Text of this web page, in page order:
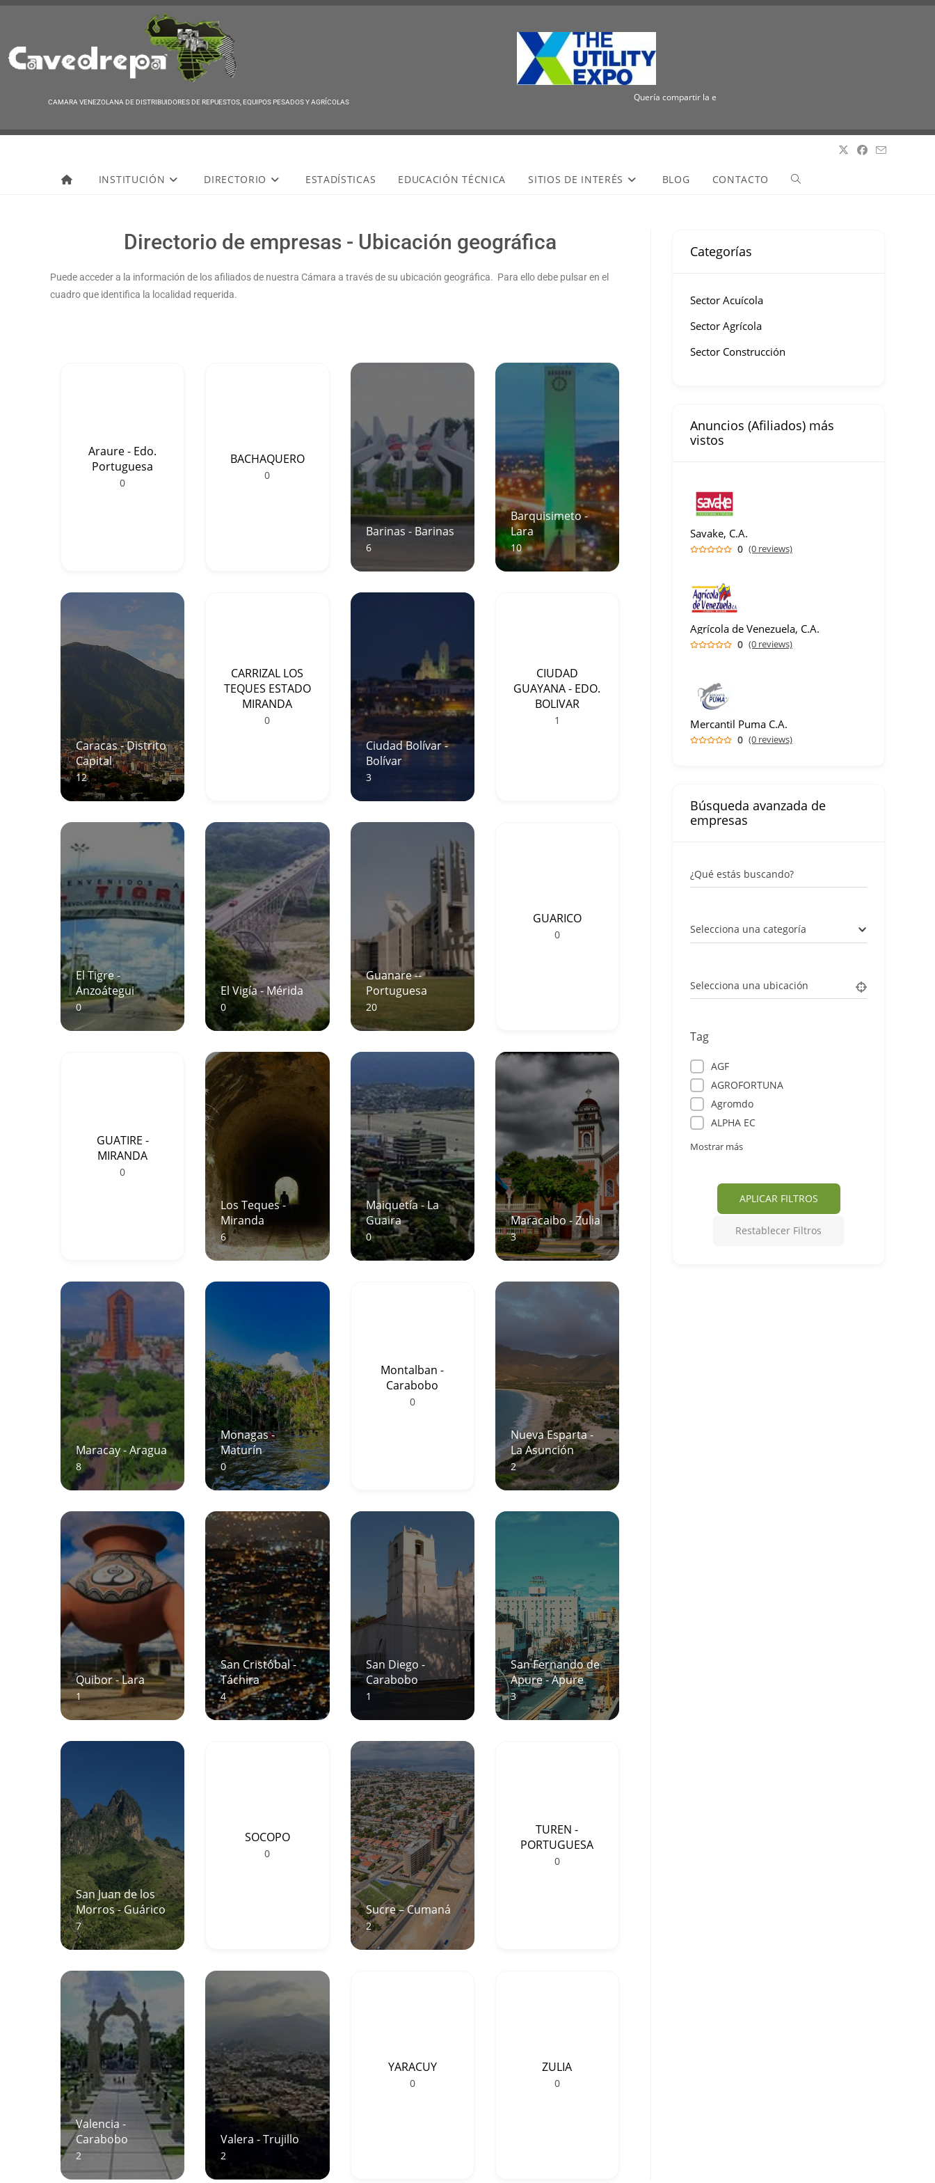
CAMARA VENEZOLANA DE DISTRIBUIDORES DE REPUESTOS, EQUIPOS PESADOS Y AGRÍCOLAS Quería compartir la emocionante noticia de que ICUEE tiene un nuevo nombre,
INSTITUCIÓN DIRECTORIO ESTADÍSTICAS EDUCACIÓN TÉCNICA SITIOS DE INTERÉS BLOG CONTACTO
Directorio de empresas - Ubicación geográfica
Puede acceder a la información de los afiliados de nuestra Cámara a través de su ubicación geográfica. Para ello debe pulsar en el
cuadro que identifica la localidad requerida.
Araure - Edo.
Portuguesa
0
BACHAQUERO
0
Barinas - Barinas
6
Barquisimeto -
Lara
10
Caracas - Distrito
Capital
12
CARRIZAL LOS
TEQUES ESTADO
MIRANDA
0
Ciudad Bolívar -
Bolívar
3
CIUDAD
GUAYANA - EDO.
BOLIVAR
1
El Tigre -
Anzoátegui
0
El Vigía - Mérida
0
Guanare --
Portuguesa
20
GUARICO
0
GUATIRE -
MIRANDA
0
Los Teques -
Miranda
6
Maiquetía - La
Guaira
0
Maracaibo - Zulia
3
Maracay - Aragua
8
Monagas -
Maturín
0
Montalban -
Carabobo
0
Nueva Esparta -
La Asunción
2
Quibor - Lara
1
San Cristóbal -
Táchira
4
San Diego -
Carabobo
1
San Fernando de
Apure - Apure
3
San Juan de los
Morros - Guárico
7
SOCOPO
0
Sucre – Cumaná
2
TUREN -
PORTUGUESA
0
Valencia -
Carabobo
2
Valera - Trujillo
2
YARACUY
0
ZULIA
0
Categorías
Sector Acuícola
Sector Agrícola
Sector Construcción
Anuncios (Afiliados) más
vistos
Savake, C.A.
0 (0 reviews)
Agrícola de Venezuela, C.A.
0 (0 reviews)
Mercantil Puma C.A.
0 (0 reviews)
Búsqueda avanzada de
empresas
¿Qué estás buscando?
Selecciona una categoría
Selecciona una ubicación
Tag
AGF
AGROFORTUNA
Agromdo
ALPHA EC
Mostrar más
APLICAR FILTROS
Restablecer Filtros